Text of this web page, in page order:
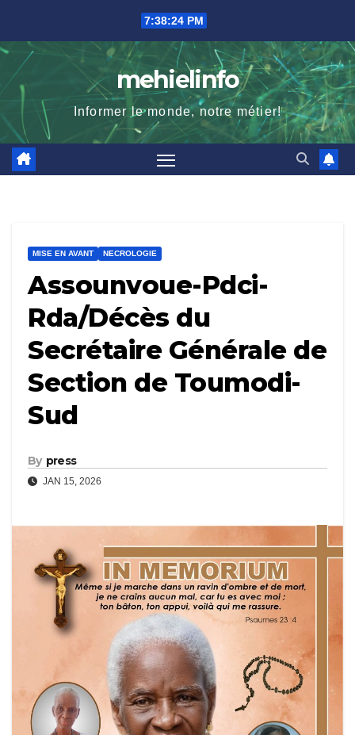
content
7:38:25 PM
mehielinfo
Informer le monde, notre métier!
MISE EN AVANT NECROLOGIE
Assounvoue-Pdci-
Rda/Décès du
Secrétaire Générale de
Section de Toumodi-
Sud
By press
JAN 15, 2026